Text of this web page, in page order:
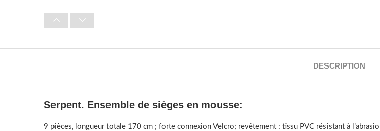
DESCRIPTION
Serpent. Ensemble de sièges en mousse:
9 pièces, longueur totale 170 cm ; forte connexion Velcro; revêtement : tissu PVC résistant à